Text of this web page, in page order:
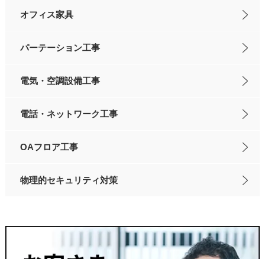
オフィス家具
パーテーション工事
電気・空調設備工事
電話・ネットワーク工事
OAフロア工事
物理的セキュリティ対策